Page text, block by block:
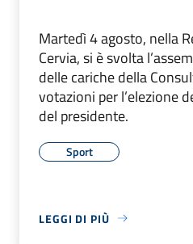
Martedì 4 agosto, nella
Cervia, si è svolta
delle cariche della
votazioni per l’elezione
del presidente.
Sport
LEGGI DI PIÙ